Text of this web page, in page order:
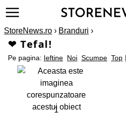
StoreNews.ro › Branduri ›
❤ Tefal!
Pe pagina: Ieftine Noi Scumpe Top
1